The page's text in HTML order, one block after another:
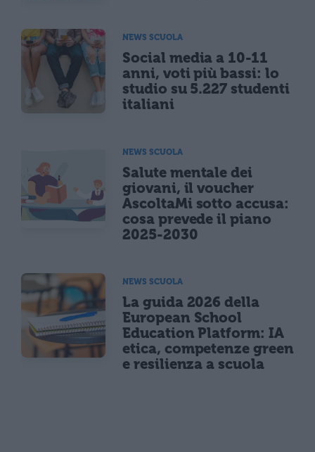
NEWS SCUOLA
Social media a 10-11
anni, voti più bassi: lo
studio su 5.227 studenti
italiani
NEWS SCUOLA
Salute mentale dei
giovani, il voucher
AscoltaMi sotto accusa:
cosa prevede il piano
2025-2030
NEWS SCUOLA
La guida 2026 della
European School
Education Platform: IA
etica, competenze green
e resilienza a scuola